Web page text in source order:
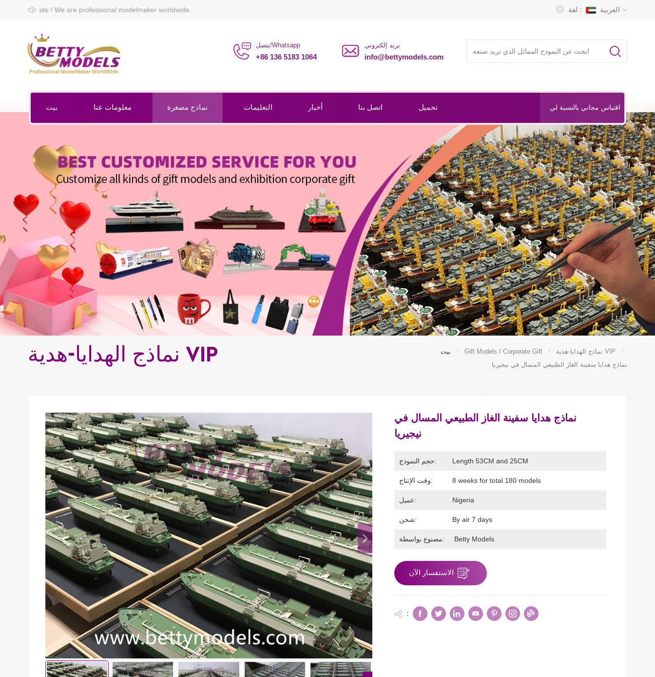
modelmaker worldwide. لغة : العربية
يتصل/Whatsapp
+86 136 5183 1064
بريد إلكتروني
info@bettymodels.com
اقتباس مجاني بالنسبة لي بيت معلومات عنا نماذج مصغرة التعليمات أخبار اتصل بنا تحميل
نماذج الهدايا-هدية VIP بيت / Gift Models / Corporate Gift / نماذج الهدايا-هدية VIP
/
نماذج هدايا سفينة الغاز الطبيعي المسال في نيجيريا
نماذج هدايا سفينة الغاز الطبيعي المسال في
نيجيريا
حجم النموذج: Length 53CM and 25CM
وقت الإنتاج: 8 weeks for total 180 models
عميل: Nigeria
شحن: By air 7 days
مصنوع بواسطة: Betty Models
الاستفسار الآن
: